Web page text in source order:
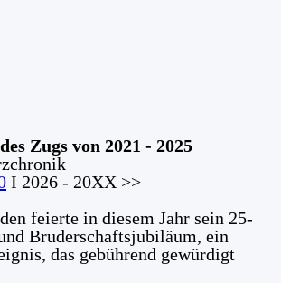
Zugs von 2021 - 2025
I 2026 - 20XX >>
feierte in diesem Jahr sein 25-
Bruderschaftsjubiläum, ein
das gebührend gewürdigt